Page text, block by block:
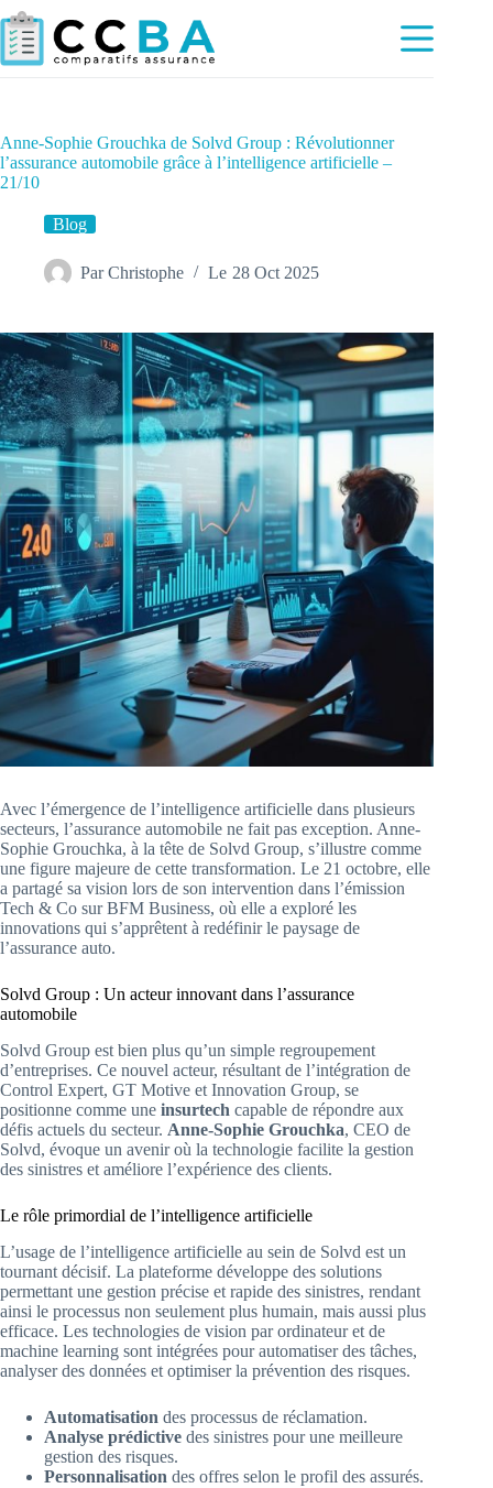
Passer
au
contenu
Anne-Sophie Grouchka de Solvd Group : Révolutionner
l’assurance automobile grâce à l’intelligence artificielle –
21/10
Blog
Par Christophe Le 28 Oct 2025
Avec l’émergence de l’intelligence artificielle dans plusieurs
secteurs, l’assurance automobile ne fait pas exception. Anne-
Sophie Grouchka, à la tête de Solvd Group, s’illustre comme
une figure majeure de cette transformation. Le 21 octobre, elle
a partagé sa vision lors de son intervention dans l’émission
Tech & Co sur BFM Business, où elle a exploré les
innovations qui s’apprêtent à redéfinir le paysage de
l’assurance auto.
Solvd Group : Un acteur innovant dans l’assurance
automobile
Solvd Group est bien plus qu’un simple regroupement
d’entreprises. Ce nouvel acteur, résultant de l’intégration de
Control Expert, GT Motive et Innovation Group, se
positionne comme une insurtech capable de répondre aux
défis actuels du secteur. Anne-Sophie Grouchka, CEO de
Solvd, évoque un avenir où la technologie facilite la gestion
des sinistres et améliore l’expérience des clients.
Le rôle primordial de l’intelligence artificielle
L’usage de l’intelligence artificielle au sein de Solvd est un
tournant décisif. La plateforme développe des solutions
permettant une gestion précise et rapide des sinistres, rendant
ainsi le processus non seulement plus humain, mais aussi plus
efficace. Les technologies de vision par ordinateur et de
machine learning sont intégrées pour automatiser des tâches,
analyser des données et optimiser la prévention des risques.
Automatisation des processus de réclamation.
Analyse prédictive des sinistres pour une meilleure
gestion des risques.
Personnalisation des offres selon le profil des assurés.